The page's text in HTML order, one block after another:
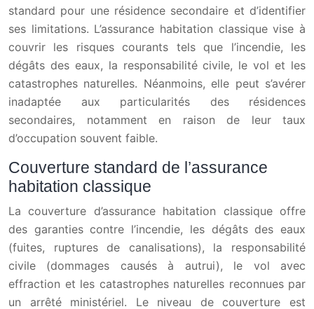
standard pour une résidence secondaire et d’identifier
ses limitations. L’assurance habitation classique vise à
couvrir les risques courants tels que l’incendie, les
dégâts des eaux, la responsabilité civile, le vol et les
catastrophes naturelles. Néanmoins, elle peut s’avérer
inadaptée aux particularités des résidences
secondaires, notamment en raison de leur taux
d’occupation souvent faible.
Couverture standard de l’assurance
habitation classique
La couverture d’assurance habitation classique offre
des garanties contre l’incendie, les dégâts des eaux
(fuites, ruptures de canalisations), la responsabilité
civile (dommages causés à autrui), le vol avec
effraction et les catastrophes naturelles reconnues par
un arrêté ministériel. Le niveau de couverture est